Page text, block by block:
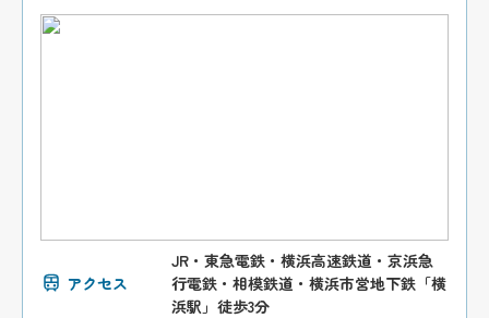
アクセス
JR・東急電鉄・横浜高速鉄道・京浜急
行電鉄・相模鉄道・横浜市営地下鉄「横
浜駅」徒歩3分